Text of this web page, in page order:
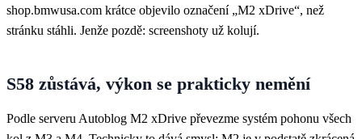
shop.bmwusa.com krátce objevilo označení „M2 xDrive“, než
stránku stáhli. Jenže pozdě: screenshoty už kolují.
S58 zůstává, výkon se prakticky nemění
Podle serveru Autoblog M2 xDrive převezme systém pohonu všech